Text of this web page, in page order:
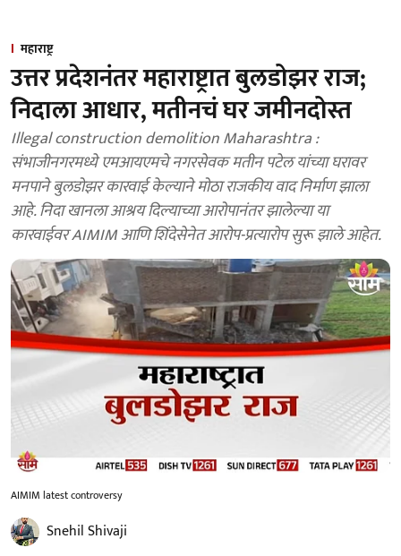
महाराष्ट्र
उत्तर प्रदेशनंतर महाराष्ट्रात बुलडोझर राज;
निदाला आधार, मतीनचं घर जमीनदोस्त
Illegal construction demolition Maharashtra :
संभाजीनगरमध्ये एमआयएमचे नगरसेवक मतीन पटेल यांच्या घरावर
मनपाने बुलडोझर कारवाई केल्याने मोठा राजकीय वाद निर्माण झाला
आहे. निदा खानला आश्रय दिल्याच्या आरोपानंतर झालेल्या या
कारवाईवर AIMIM आणि शिंदेसेनेत आरोप-प्रत्यारोप सुरू झाले आहेत.
AIMIM latest controversy
Snehil Shivaji